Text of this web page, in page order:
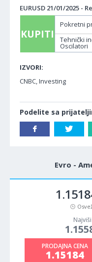
EURUSD 21/01/2025 -
KUPITI
Pokretni
Tehnički
Oscilatori
IZVORI:
CNBC, Investing
Podelite sa
Evro -
Najviši
PRODAJNA CENA
1.15184